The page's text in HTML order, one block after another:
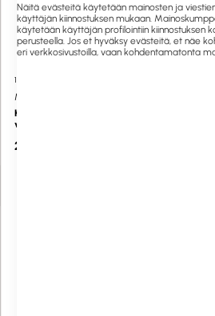
1058943
Multibrush
Kumiharja värilajitelma musta,
vihreä, sininen
29,76 €
Näitä evästeitä käytetään mainosten ja
käyttäjän kiinnostuksen mukaan.
käytetään käyttäjän profilointiin kiinnostuksen
perusteella. Jos et hyväksy evästeitä, et näe
eri verkkosivustoilla, vaan kohdentamatonta